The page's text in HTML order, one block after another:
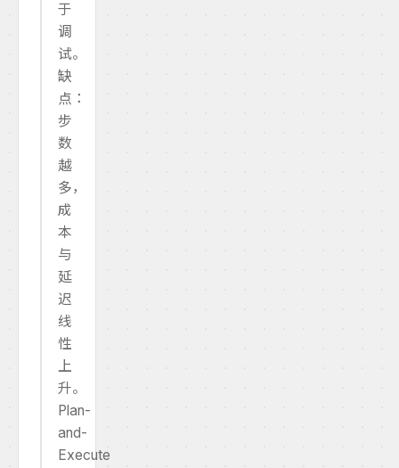
于
调
试。
缺
点：
步
数
越
多，
成
本
与
延
迟
线
性
上
升。
Plan-
and-
Execute